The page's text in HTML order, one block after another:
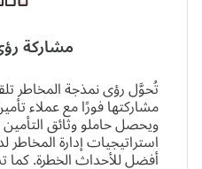
مشاركة
تُحوَّل رؤى نمذجة المخاطر
مشاركتها فورًا مع عملاء
ويحصل حاملو وثائق
استراتيجيات إدارة
أفضل للأحداث الخطرة.